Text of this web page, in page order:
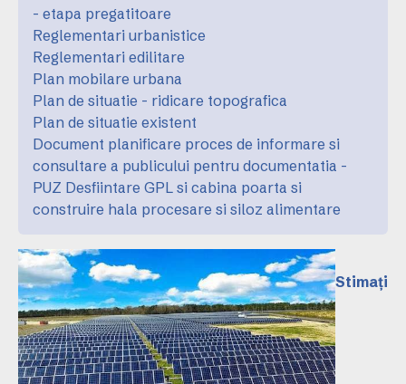
- etapa pregatitoare
Reglementari urbanistice
Reglementari edilitare
Plan mobilare urbana
Plan de situatie - ridicare topografica
Plan de situatie existent
Document planificare proces de informare si
consultare a publicului pentru documentatia -
PUZ Desfiintare GPL si cabina poarta si
construire hala procesare si siloz alimentare
Stimați